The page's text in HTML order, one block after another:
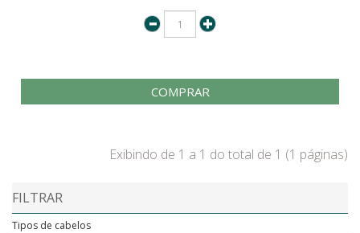
FILTRAR
Tipos de cabelos
COMPRAR
Exibindo de 1 a 1 do total de 1 (1 páginas)